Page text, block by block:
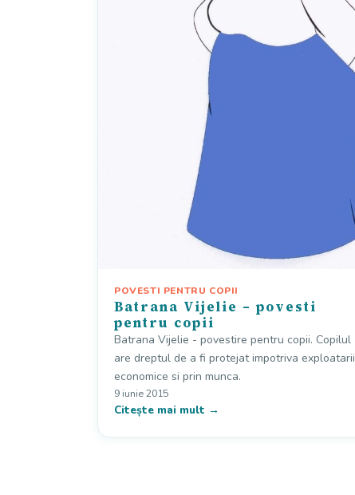
POVESTI PENTRU COPII
Batrana Vijelie – povesti
pentru copii
Batrana Vijelie - povestire pentru copii. Copilul
are dreptul de a fi protejat impotriva exploatarii
economice si prin munca.
9 iunie 2015
Citește mai mult →